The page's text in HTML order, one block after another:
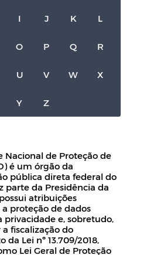
I J K L
O P Q R
U V W X
Y Z
Nacional de Proteção de
é um órgão da
pública direta federal do
parte da Presidência da
atribuições
proteção de dados
privacidade e, sobretudo,
fiscalização do
Lei nº 13.709/2018,
Lei Geral de Proteção